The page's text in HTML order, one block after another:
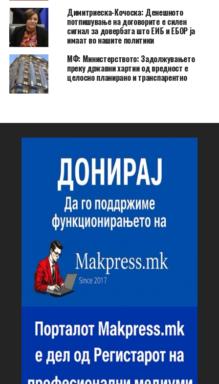
Димитриеска-Кочоска: Денешното
потпишување на договорите е силен
сигнал за довербата што ЕИБ и ЕБОР ја
имаат во нашите политики
МФ: Министерството: Задолжувањето
преку државни хартии од вредност е
целосно планирано и транспарентно